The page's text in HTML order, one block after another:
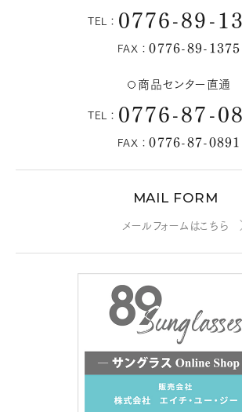
TEL： 0776-89-
FAX：0776-89-1375
商品センター直通
TEL： 0776-87-
FAX：0776-87-0891
MAIL FORM
メールフォームはこちら